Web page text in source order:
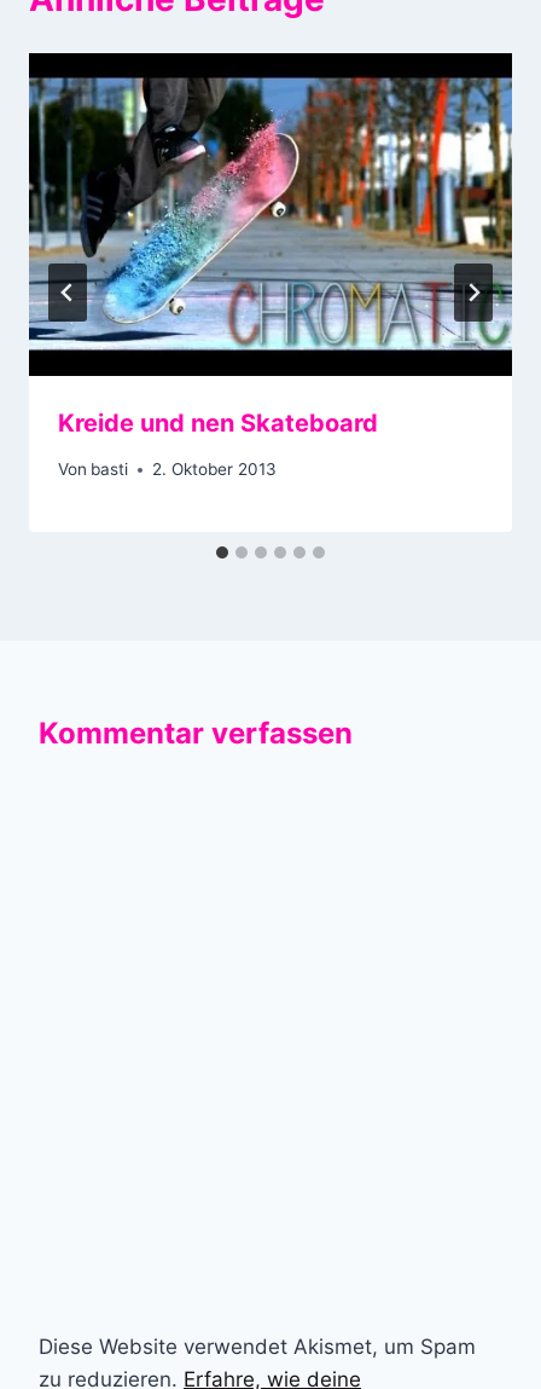
Kreide und nen Skateboard
Von basti 2. Oktober 2013
Kommentar verfassen
Diese Website verwendet Akismet, um Spam
zu reduzieren. Erfahre, wie deine